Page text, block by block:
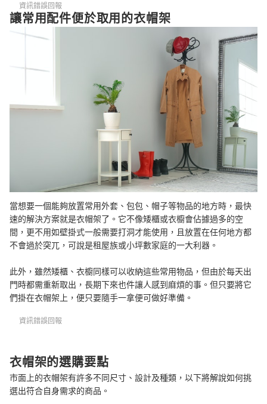
衣服之外，能用來收納什麼？
搭配衣架讓服裝不變形
資訊錯誤回報
讓常用配件便於取用的衣帽架
當想要一個能夠放置常用外套、包包、帽子等物品的地方時，最快
速的解決方案就是衣帽架了。它不像矮櫃或衣櫥會佔據過多的空
間，更不用如壁掛式一般需要打洞才能使用，且放置在任何地方都
不會過於突兀，可說是租屋族或小坪數家庭的一大利器。
此外，雖然矮櫃、衣櫥同樣可以收納這些常用物品，但由於每天出
門時都需重新取出，長期下來也件讓人感到麻煩的事。但只要將它
們掛在衣帽架上，便只要隨手一拿便可做好準備。
資訊錯誤回報
衣帽架的選購要點
市面上的衣帽架有許多不同尺寸、設計及種類，以下將解說如何挑
選出符合自身需求的商品。